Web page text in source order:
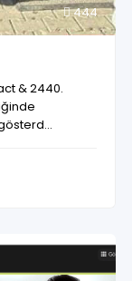
444
& 2440.